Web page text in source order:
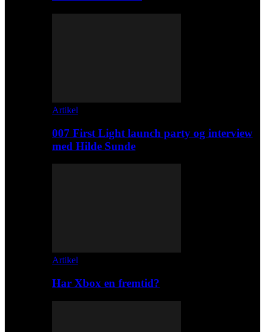
Artikel
007 First Light launch party og interview
med Hilde Sunde
Artikel
Har Xbox en fremtid?